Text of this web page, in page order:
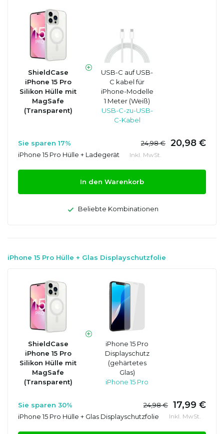
ShieldCase
iPhone 15 Pro
Silikon Hülle mit
MagSafe
(Transparent)
USB-C auf USB-
C kabel für
iPhone-Modelle
1 Meter (Weiß)
USB-C-zu-USB-
C-Kabel
Sie sparen 17% 24,98 € 20,98 €
iPhone 15 Pro Hülle + Ladegerät Inkl. MwSt.
In den Warenkorb
Beliebte Kombinationen
iPhone 15 Pro Hülle + Glas Displayschutzfolie
ShieldCase
iPhone 15 Pro
Silikon Hülle mit
MagSafe
(Transparent)
iPhone 15 Pro
Displayschutz
(gehärtetes
Glas)
iPhone 15 Pro
Sie sparen 30% 24,98 € 17,99 €
iPhone 15 Pro Hülle + Glas Displayschutzfolie Inkl. MwSt.